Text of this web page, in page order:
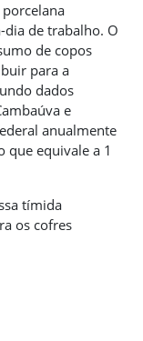
porcelana
dia de trabalho. O
de copos
para a
dados
e
anualmente
que equivale a 1
tímida
os cofres